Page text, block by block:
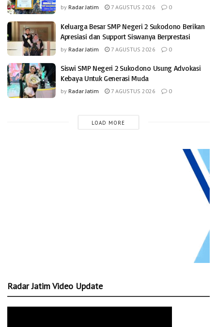
by Radar Jatim 7 AGUSTUS 2026 0
Keluarga Besar SMP Negeri 2 Sukodono Berikan
Apresiasi dan Support Siswanya Berprestasi
by Radar Jatim 7 AGUSTUS 2026 0
Siswi SMP Negeri 2 Sukodono Usung Advokasi
Kebaya Untuk Generasi Muda
by Radar Jatim 7 AGUSTUS 2026 0
LOAD MORE
Radar Jatim Video Update